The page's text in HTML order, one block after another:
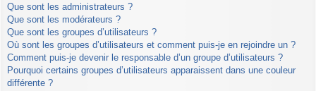
Que sont les administrateurs ?
Que sont les modérateurs ?
Que sont les groupes d’utilisateurs ?
Où sont les groupes d’utilisateurs et comment puis-je en rejoindre un ?
Comment puis-je devenir le responsable d’un groupe d’utilisateurs ?
Pourquoi certains groupes d’utilisateurs apparaissent dans une couleur
différente ?